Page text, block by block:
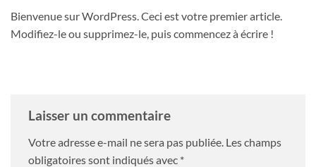
Bienvenue sur WordPress. Ceci est votre premier article.
Modifiez-le ou supprimez-le, puis commencez à écrire !
Laisser un commentaire
Votre adresse e-mail ne sera pas publiée. Les champs
obligatoires sont indiqués avec *